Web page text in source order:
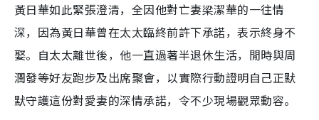
黃日華如此緊張澄清，全因他對亡妻梁潔華的一往情
深，因為黃日華曾在太太臨終前許下承諾，表示終身不
娶。自太太離世後，他一直過著半退休生活，閒時與周
潤發等好友跑步及出席聚會，以實際行動證明自己正默
默守護這份對愛妻的深情承諾，令不少現場觀眾動容。